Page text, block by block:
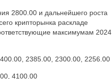
2800.00 и дальнейшего роста
крипторынка раскладе
максимумам 2024
2385.00, 2300.00, 2256.00
4100.00